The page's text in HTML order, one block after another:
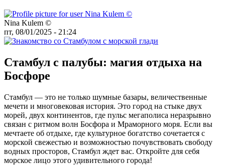
Nina Kulem ©️
пт, 08/01/2025 - 21:24
Стамбул с палубы: магия отдыха на
Босфоре
Стамбул — это не только шумные базары, величественные
мечети и многовековая история. Это город на стыке двух
морей, двух континентов, где пульс мегаполиса неразрывно
связан с ритмом волн Босфора и Мраморного моря. Если вы
мечтаете об отдыхе, где культурное богатство сочетается с
морской свежестью и возможностью почувствовать свободу
водных просторов, Стамбул ждет вас. Откройте для себя
морское лицо этого удивительного города!